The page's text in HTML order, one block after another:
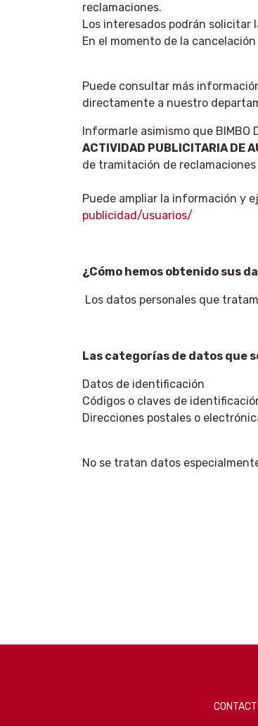
reclamaciones.
Los interesados podrán solicitar
En el momento de la
Puede consultar más
directamente a nuestro
Informarle asimismo que BIMBO
ACTIVIDAD PUBLICITARIA DE
de tramitación de
Puede ampliar la información y
publicidad/usuarios/
¿Cómo hemos obtenido sus
Los datos personales que
Las categorías de datos que
Datos de identificación
Códigos o claves de
Direcciones postales o
No se tratan datos